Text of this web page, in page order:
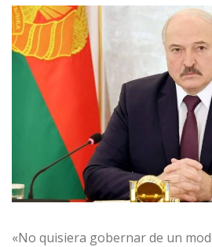
«No quisiera gobernar de un